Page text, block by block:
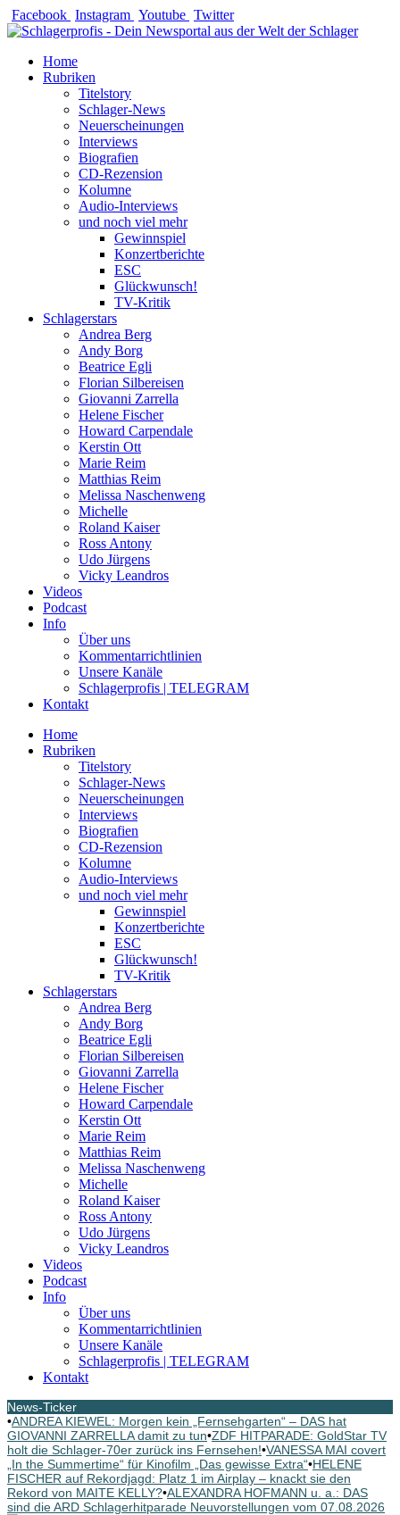
Zum
Inhalt
Facebook Instagram Youtube Twitter
Home
Rubriken
Titelstory
Schlager-News
Neuerscheinungen
Interviews
Biografien
CD-Rezension
Kolumne
Audio-Interviews
und noch viel mehr
Gewinnspiel
Konzertberichte
ESC
Glückwunsch!
TV-Kritik
Schlagerstars
Andrea Berg
Andy Borg
Beatrice Egli
Florian Silbereisen
Giovanni Zarrella
Helene Fischer
Howard Carpendale
Kerstin Ott
Marie Reim
Matthias Reim
Melissa Naschenweng
Michelle
Roland Kaiser
Ross Antony
Udo Jürgens
Vicky Leandros
Videos
Podcast
Info
Über uns
Kommentarrichtlinien
Unsere Kanäle
Schlagerprofis | TELEGRAM
Kontakt
Home
Rubriken
Titelstory
Schlager-News
Neuerscheinungen
Interviews
Biografien
CD-Rezension
Kolumne
Audio-Interviews
und noch viel mehr
Gewinnspiel
Konzertberichte
ESC
Glückwunsch!
TV-Kritik
Schlagerstars
Andrea Berg
Andy Borg
Beatrice Egli
Florian Silbereisen
Giovanni Zarrella
Helene Fischer
Howard Carpendale
Kerstin Ott
Marie Reim
Matthias Reim
Melissa Naschenweng
Michelle
Roland Kaiser
Ross Antony
Udo Jürgens
Vicky Leandros
Videos
Podcast
Info
Über uns
Kommentarrichtlinien
Unsere Kanäle
Schlagerprofis | TELEGRAM
Kontakt
News-Ticker
•ANDREA KIEWEL: Morgen kein „Fernsehgarten“ – DAS hat
GIOVANNI ZARRELLA damit zu tun•ZDF HITPARADE: GoldStar TV
holt die Schlager-70er zurück ins Fernsehen!•VANESSA MAI covert
„In the Summertime“ für Kinofilm „Das gewisse Extra“•HELENE
FISCHER auf Rekordjagd: Platz 1 im Airplay – knackt sie den
Rekord von MAITE KELLY?•ALEXANDRA HOFMANN u. a.: DAS
sind die ARD Schlagerhitparade Neuvorstellungen vom 07.08.2026